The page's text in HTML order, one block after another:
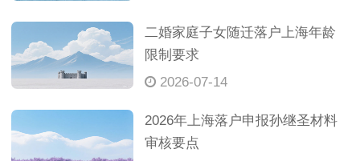
二婚家庭子女随迁落户上海年龄
限制要求
2026-07-14
2026年上海落户申报孙继圣材料
审核要点